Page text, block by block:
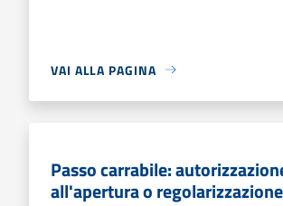
VAI ALLA PAGINA
Passo carrabile:
all'apertura o regolarizzazione